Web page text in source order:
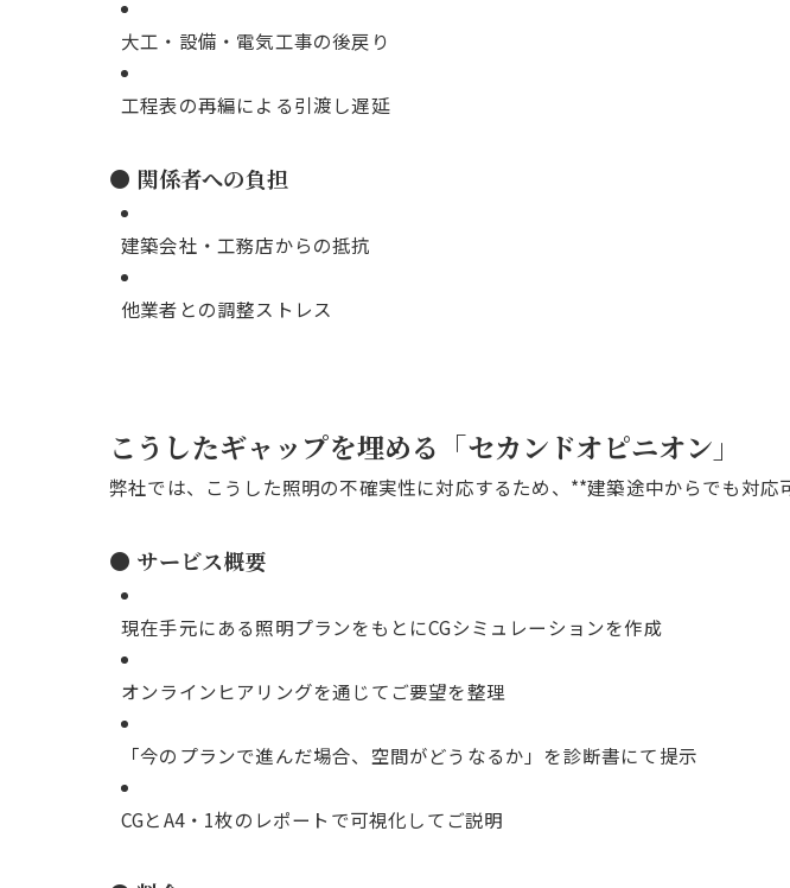
大工・設備・電気工事の後戻り
工程表の再編による引渡し遅延
● 関係者への負担
建築会社・工務店からの抵抗
他業者との調整ストレス
こうしたギャップを埋める「セカンドオピニオン」
弊社では、こうした照明の不確実性に対応するため、**建築途中からでも対応
● サービス概要
現在手元にある照明プランをもとにCGシミュレーションを作成
オンラインヒアリングを通じてご要望を整理
「今のプランで進んだ場合、空間がどうなるか」を診断書にて提示
CGとA4・1枚のレポートで可視化してご説明